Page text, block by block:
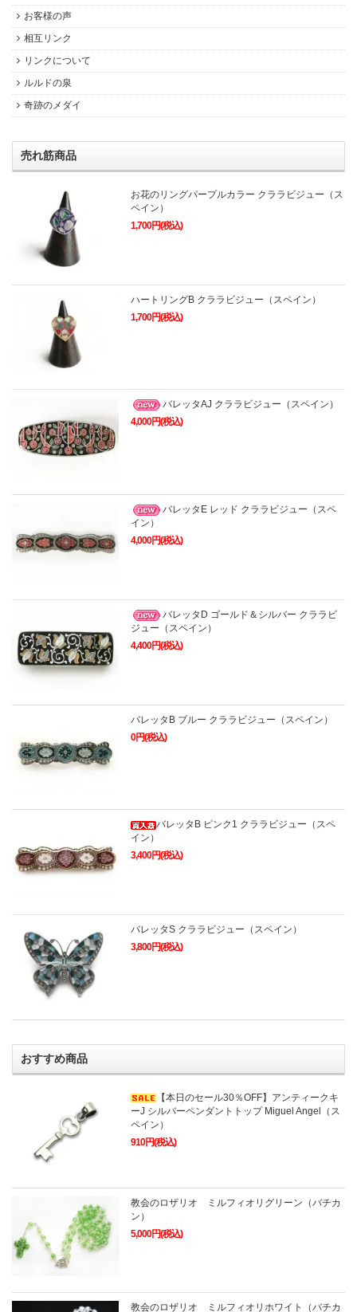
お客様の声
相互リンク
リンクについて
ルルドの泉
奇跡のメダイ
売れ筋商品
お花のリングパープルカラー クララビジュー（ス
ペイン）
1,700円(税込)
ハートリングB クララビジュー（スペイン）
1,700円(税込)
バレッタAJ クララビジュー（スペイン）
4,000円(税込)
バレッタE レッド クララビジュー（スペ
イン）
4,000円(税込)
バレッタD ゴールド＆シルバー クララビ
ジュー（スペイン）
4,400円(税込)
バレッタB ブルー クララビジュー（スペイン）
0円(税込)
バレッタB ピンク1 クララビジュー（スペ
イン）
3,400円(税込)
バレッタS クララビジュー（スペイン）
3,800円(税込)
おすすめ商品
【本日のセール30％OFF】アンティークキ
ーJ シルバーペンダントトップ Miguel Angel（ス
ペイン）
910円(税込)
教会のロザリオ ミルフィオリグリーン（バチカ
ン）
5,000円(税込)
教会のロザリオ ミルフィオリホワイト（バチカ